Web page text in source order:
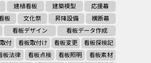
建植看板 建築模型
応援幕
板 文化祭 昇降設備
横断幕
看板デザイン
看板データ作成
付 看板取付け 看板変更
看板探検記
板法律 看板点検 看板照明
看板素材